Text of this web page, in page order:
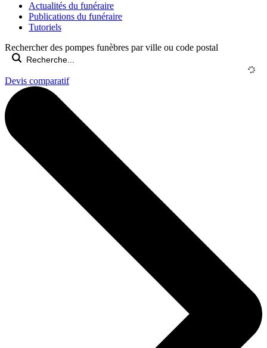
Actualités du funéraire
Publications du funéraire
Tutoriels
Rechercher des pompes funèbres par ville ou code postal
Devis comparatif